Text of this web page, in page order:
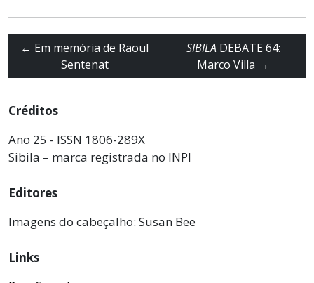
← Em memória de Raoul
Sentenat
SIBILADEBATE 64:
Marco Villa →
Créditos
Ano 25 - ISSN 1806-289X
Sibila – marca registrada no INPI
Editores
Imagens do cabeçalho: Susan Bee
Links